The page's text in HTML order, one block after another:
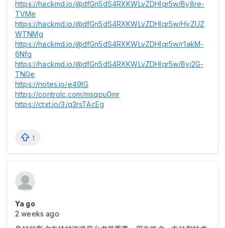
https://hackmd.io/@dfGn5dS4RXKWLvZDHIqr5w/By8re-
TVMe
https://hackmd.io/@dfGn5dS4RXKWLvZDHIqr5w/HyZUZ
WTNMg
https://hackmd.io/@dfGn5dS4RXKWLvZDHIqr5w/r1akM-
6Nfg
https://hackmd.io/@dfGn5dS4RXKWLvZDHIqr5w/Byi2G-
TNGe
https://notes.io/e49tG
https://controlc.com/msqpu0mr
https://ctxt.io/3/q3rsTAcEg
1
Ya go
2 weeks ago